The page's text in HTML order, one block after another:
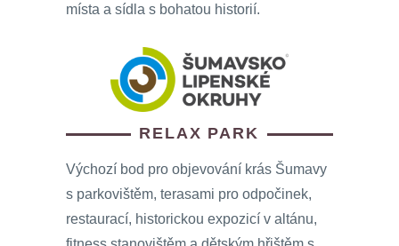
místa a sídla s bohatou historií.
RELAX PARK
Výchozí bod pro objevování krás Šumavy
s parkovištěm, terasami pro odpočinek,
restaurací, historickou expozicí v altánu,